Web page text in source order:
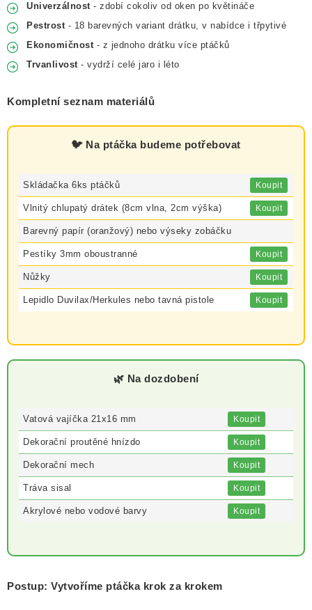
Univerzálnost- zdobí cokoliv od oken po květináče
Pestrost- 18 barevných variant drátku, v nabídce i třpytivé
Ekonomičnost- z jednoho drátku více ptáčků
Trvanlivost- vydrží celé jaro i léto
Kompletní seznam materiálů
🐦 Na ptáčka budeme potřebovat
Skládačka 6ks ptáčků Koupit
Vlnitý chlupatý drátek (8cm vlna, 2cm výška) Koupit
Barevný papír (oranžový) nebo výseky zobáčku
Pestíky 3mm oboustranné Koupit
Nůžky Koupit
Lepidlo Duvilax/Herkules nebo tavná pistole Koupit
🌿 Na dozdobení
Vatová vajíčka 21x16 mm Koupit
Dekorační proutěné hnízdo Koupit
Dekorační mech Koupit
Tráva sisal Koupit
Akrylové nebo vodové barvy Koupit
Postup: Vytvoříme ptáčka krok za krokem